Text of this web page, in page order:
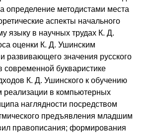
определение методистами места
аспекты начального
языку в научных трудах К. Д.
оценки К. Д. Ушинским
развивающего значения русского
современной букваристике
К. Д. Ушинского к обучению
реализации в компьютерных
наглядности посредством
предъявления младшим
правописания; формирования